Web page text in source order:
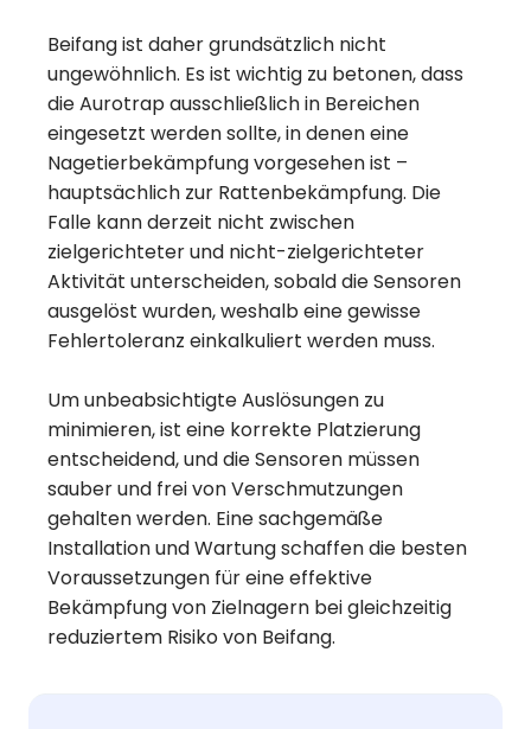
Beifang ist daher grundsätzlich nicht
ungewöhnlich. Es ist wichtig zu betonen, dass
die Aurotrap ausschließlich in Bereichen
eingesetzt werden sollte, in denen eine
Nagetierbekämpfung vorgesehen ist –
hauptsächlich zur Rattenbekämpfung. Die
Falle kann derzeit nicht zwischen
zielgerichteter und nicht-zielgerichteter
Aktivität unterscheiden, sobald die Sensoren
ausgelöst wurden, weshalb eine gewisse
Fehlertoleranz einkalkuliert werden muss.
Um unbeabsichtigte Auslösungen zu
minimieren, ist eine korrekte Platzierung
entscheidend, und die Sensoren müssen
sauber und frei von Verschmutzungen
gehalten werden. Eine sachgemäße
Installation und Wartung schaffen die besten
Voraussetzungen für eine effektive
Bekämpfung von Zielnagern bei gleichzeitig
reduziertem Risiko von Beifang.